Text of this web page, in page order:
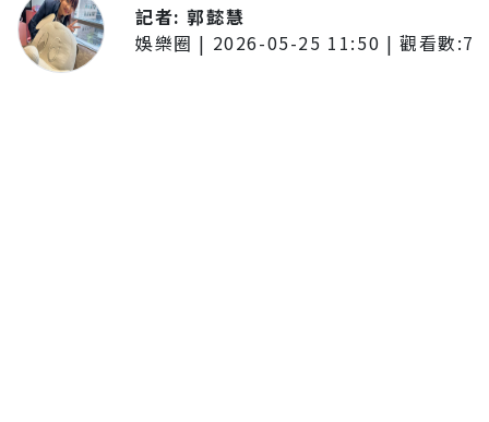
記者:郭懿慧
娛樂圈 | 2026-05-25 11:50 | 觀看數:7